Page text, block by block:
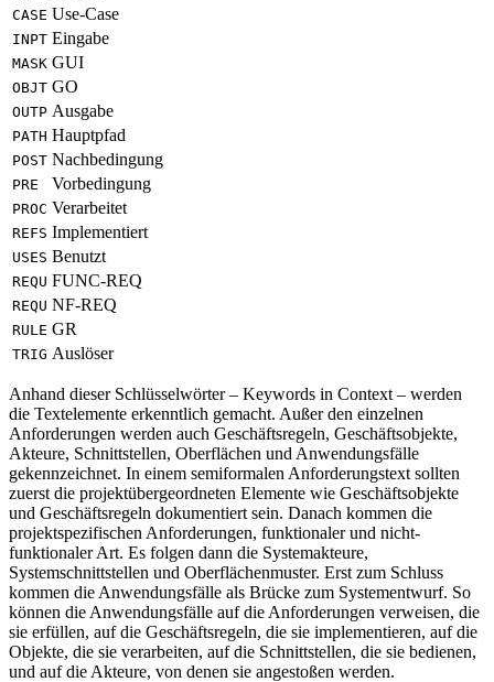
CASE Use-Case
INPT Eingabe
MASK GUI
OBJT GO
OUTP Ausgabe
PATH Hauptpfad
POST Nachbedingung
PRE Vorbedingung
PROC Verarbeitet
REFS Implementiert
USES Benutzt
REQU FUNC-REQ
REQU NF-REQ
RULE GR
TRIG Auslöser
Anhand dieser Schlüsselwörter – Keywords in Context – werden
die Textelemente erkenntlich gemacht. Außer den einzelnen
Anforderungen werden auch Geschäftsregeln, Geschäftsobjekte,
Akteure, Schnittstellen, Oberflächen und Anwendungsfälle
gekennzeichnet. In einem semiformalen Anforderungstext sollten
zuerst die projektübergeordneten Elemente wie Geschäftsobjekte
und Geschäftsregeln dokumentiert sein. Danach kommen die
projektspezifischen Anforderungen, funktionaler und nicht-
funktionaler Art. Es folgen dann die Systemakteure,
Systemschnittstellen und Oberflächenmuster. Erst zum Schluss
kommen die Anwendungsfälle als Brücke zum Systementwurf. So
können die Anwendungsfälle auf die Anforderungen verweisen, die
sie erfüllen, auf die Geschäftsregeln, die sie implementieren, auf die
Objekte, die sie verarbeiten, auf die Schnittstellen, die sie bedienen,
und auf die Akteure, von denen sie angestoßen werden.